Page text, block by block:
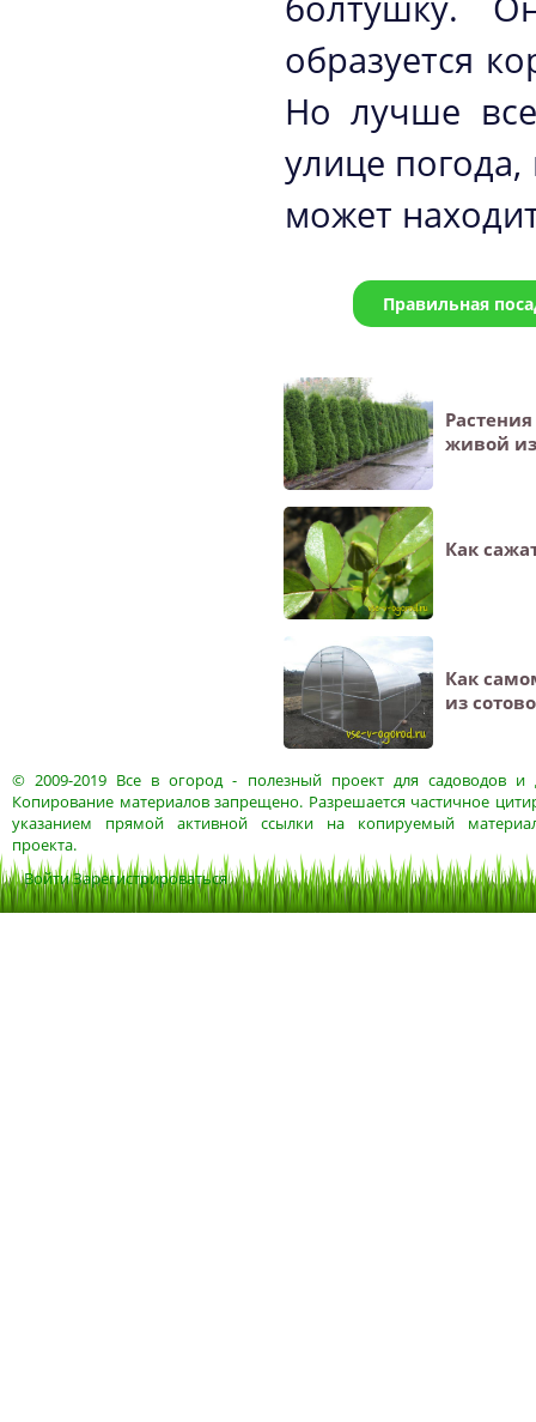
образуется
Но лучше
улице
может
Правильная
живой
Как
Как
из
© 2009-2019 Все в огород- полезный проект для садоводов и
Копирование материалов запрещено. Разрешается частичное
указанием прямой активной ссылки на копируемый
проекта.
ВойтиЗарегистрироваться